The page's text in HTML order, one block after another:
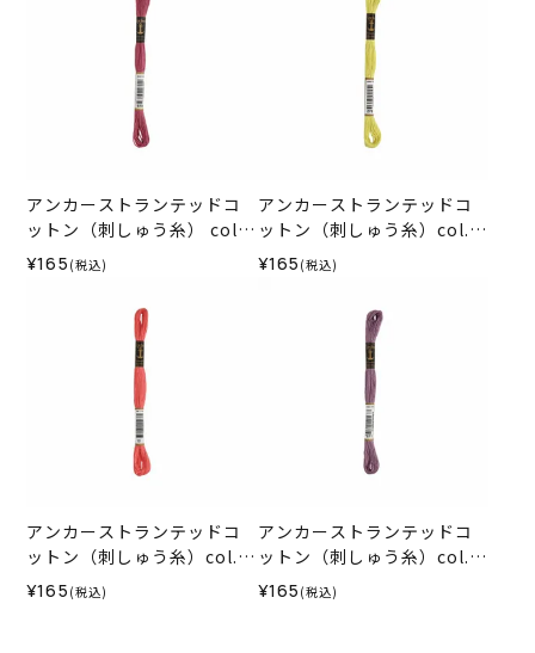
アンカーストランテッドコ
ットン（刺しゅう糸） col.9
70
¥165 (税込)
アンカーストランテッドコ
ットン（刺しゅう糸）col.0
278
¥165 (税込)
アンカーストランテッドコ
ットン（刺しゅう糸）col.0
010
¥165 (税込)
アンカーストランテッドコ
ットン（刺しゅう糸）col.0
871
¥165 (税込)